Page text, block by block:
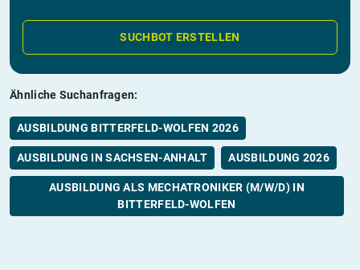
SUCHBOT ERSTELLEN
Ähnliche Suchanfragen:
AUSBILDUNG BITTERFELD-WOLFEN 2026
AUSBILDUNG IN SACHSEN-ANHALT AUSBILDUNG 2026
AUSBILDUNG ALS MECHATRONIKER (M/W/D) IN
BITTERFELD-WOLFEN